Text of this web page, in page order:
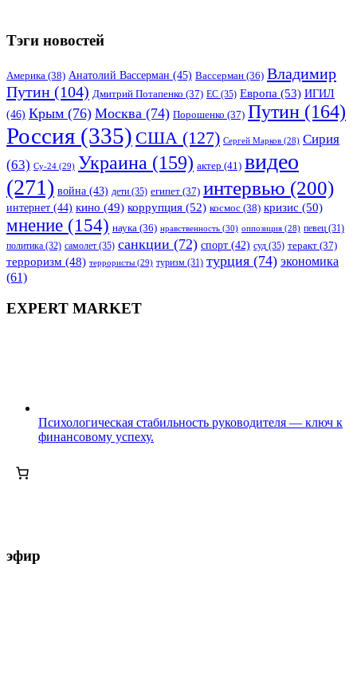
Тэги новостей
Америка (38) Анатолий Вассерман (45) Вассерман (36) Владимир
Путин (104) Дмитрий Потапенко (37) ЕС (35) Европа (53) ИГИЛ
(46) Крым (76) Москва (74) Порошенко (37) Путин (164)
Россия (335) США (127) Сергей Марков (28) Сирия
(63) Су-24 (29) Украина (159) актер (41) видео
(271) война (43) дети (35) египет (37) интервью (200)
интернет (44) кино (49) коррупция (52) космос (38) кризис (50)
мнение (154) наука (36) нравственность (30) оппозиция (28) певец (31)
политика (32) самолет (35) санкции (72) спорт (42) суд (35) теракт (37)
терроризм (48) террористы (29) туризм (31) турция (74) экономика
(61)
EXPERT MARKET
Психологическая стабильность руководителя — ключ к
финансовому успеху.
эфир